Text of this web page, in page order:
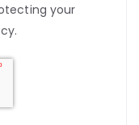
your